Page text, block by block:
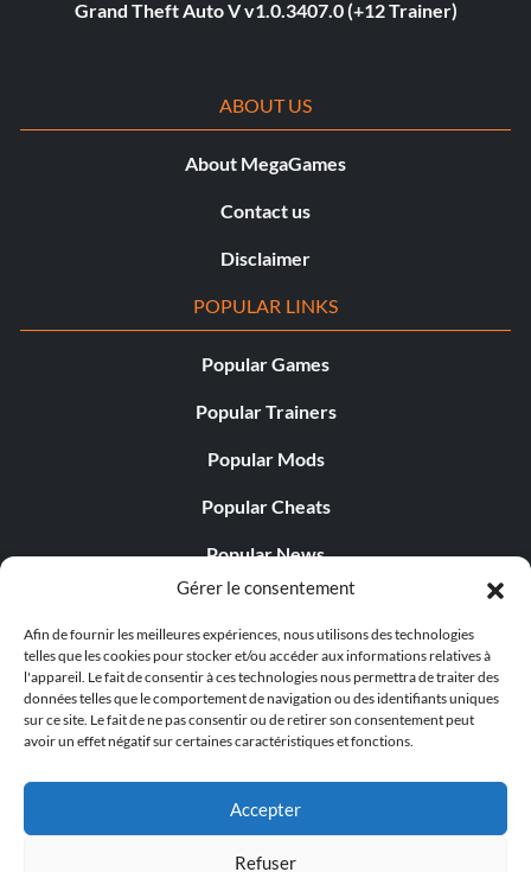
Gérer le consentement
Afin de fournir les meilleures expériences, nous utilisons des technologies
telles que les cookies pour stocker et/ou accéder aux informations relatives à
l'appareil. Le fait de consentir à ces technologies nous permettra de traiter des
données telles que le comportement de navigation ou des identifiants uniques
sur ce site. Le fait de ne pas consentir ou de retirer son consentement peut
avoir un effet négatif sur certaines caractéristiques et fonctions.
Accepter
Refuser
Grand Theft Auto V v1.0.3407.0 (+12 Trainer)
ABOUT US
About MegaGames
Contact us
Disclaimer
POPULAR LINKS
Popular Games
Popular Trainers
Popular Mods
Popular Cheats
Popular News
Popular Editorials
Popular Free Games
LATEST UPDATES